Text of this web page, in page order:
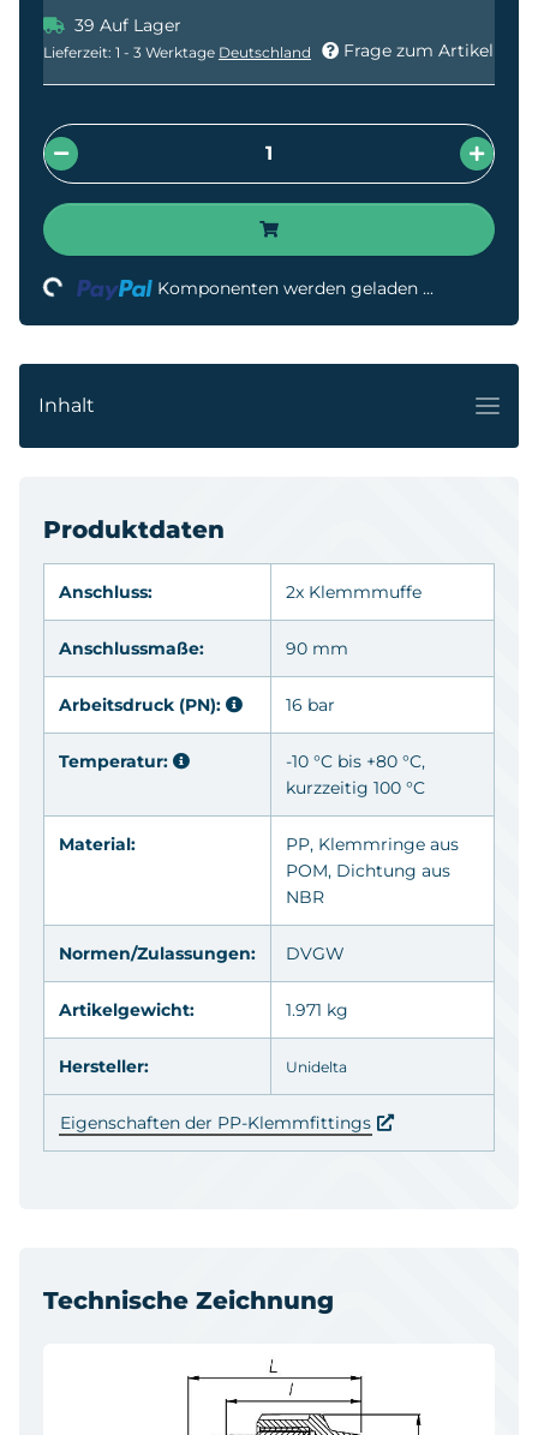
39 Auf Lager
Lieferzeit: 1 - 3 Werktage Deutschland Frage zum Artikel
Loading... Komponenten werden geladen ...
Inhalt
Produktdaten
Anschluss: 2x Klemmmuffe
Anschlussmaße: 90 mm
Arbeitsdruck (PN): 16 bar
Temperatur:
-10 °C bis +80 °C,
kurzzeitig 100 °C
Material: PP, Klemmringe aus
POM, Dichtung aus
NBR
Normen/Zulassungen: DVGW
Artikelgewicht: 1.971 kg
Hersteller: Unidelta
Eigenschaften der PP-Klemmfittings
Technische Zeichnung